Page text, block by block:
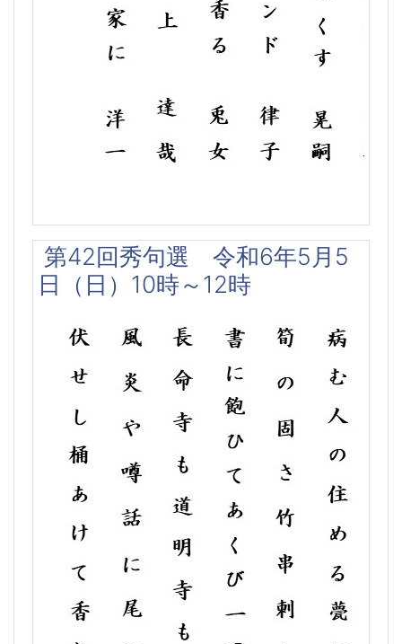
第42回秀句選 令和6年5月5
日（日）10時～12時